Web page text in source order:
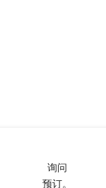
询问
预订。